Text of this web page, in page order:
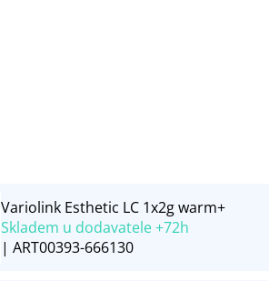
Variolink Esthetic LC 1x2g warm+
Skladem u dodavatele +72h
| ART00393-666130